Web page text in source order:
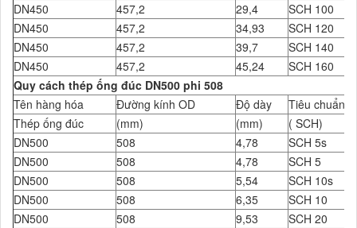
DN450
457,2 29,4
SCH 100
DN450
457,2 34,93
SCH 120
DN450
457,2 39,7
SCH 140
DN450
457,2 45,24
SCH 160
Quy cách thép ống đúc DN500 phi 508
Tên hàng hóa
Đường kính OD Độ dày
Tiêu chuẩn
Thép ống đúc
(mm) (mm)
( SCH)
DN500
508 4,78
SCH 5s
DN500
508 4,78
SCH 5
DN500
508 5,54
SCH 10s
DN500
508 6,35
SCH 10
DN500
508 9,53
SCH 20